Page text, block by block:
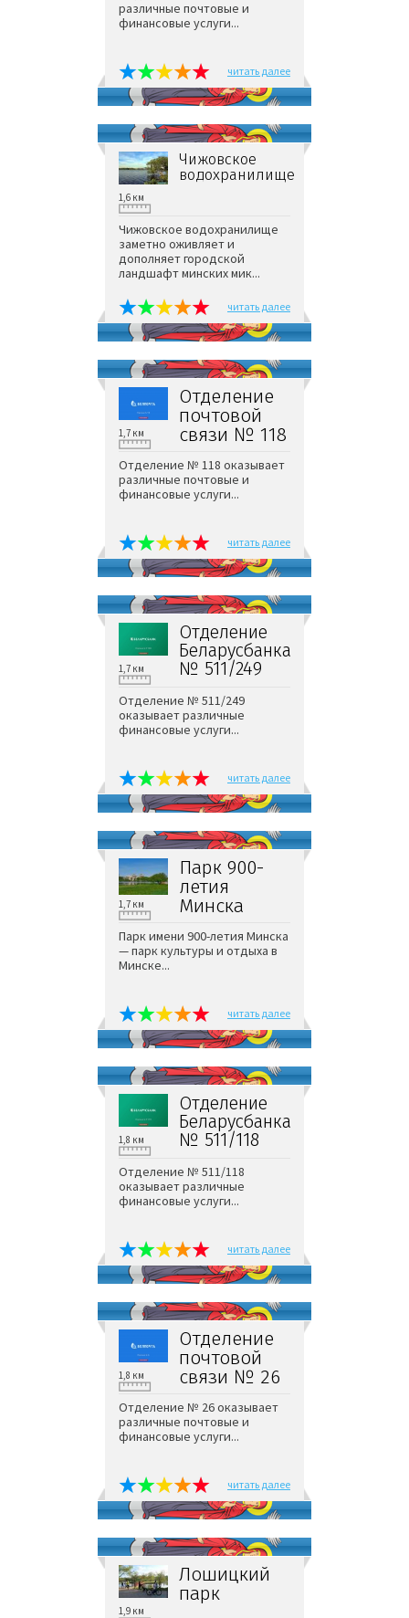
различные почтовые и
финансовые услуги...
читать далее
Чижовское
водохранилище
1,6 км
Чижовское водохранилище
заметно оживляет и
дополняет городской
ландшафт минских мик...
читать далее
Отделение
почтовой
связи № 118
1,7 км
Отделение № 118 оказывает
различные почтовые и
финансовые услуги...
читать далее
Отделение
Беларусбанка
№ 511/249
1,7 км
Отделение № 511/249
оказывает различные
финансовые услуги...
читать далее
Парк 900-
летия
Минска
1,7 км
Парк имени 900-летия Минска
— парк культуры и отдыха в
Минске...
читать далее
Отделение
Беларусбанка
№ 511/118
1,8 км
Отделение № 511/118
оказывает различные
финансовые услуги...
читать далее
Отделение
почтовой
связи № 26
1,8 км
Отделение № 26 оказывает
различные почтовые и
финансовые услуги...
читать далее
Лошицкий
парк
1,9 км